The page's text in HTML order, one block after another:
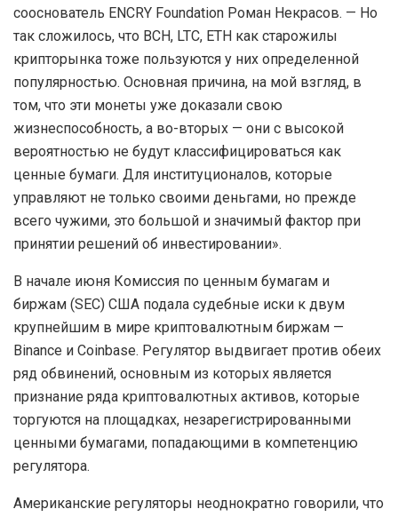
сооснователь ENCRY Foundation Роман Некрасов. — Но
так сложилось, что BCH, LTC, ETH как старожилы
крипторынка тоже пользуются у них определенной
популярностью. Основная причина, на мой взгляд, в
том, что эти монеты уже доказали свою
жизнеспособность, а во-вторых — они с высокой
вероятностью не будут классифицироваться как
ценные бумаги. Для институционалов, которые
управляют не только своими деньгами, но прежде
всего чужими, это большой и значимый фактор при
принятии решений об инвестировании».
В начале июня Комиссия по ценным бумагам и
биржам (SEC) США подала судебные иски к двум
крупнейшим в мире криптовалютным биржам —
Binance и Сoinbase. Регулятор выдвигает против обеих
ряд обвинений, основным из которых является
признание ряда криптовалютных активов, которые
торгуются на площадках, незарегистрированными
ценными бумагами, попадающими в компетенцию
регулятора.
Американские регуляторы неоднократно говорили, что